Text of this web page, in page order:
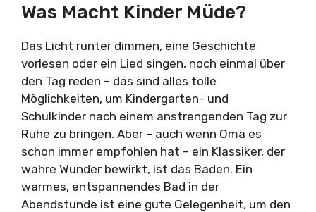
Was Macht Kinder Müde?
Das Licht runter dimmen, eine Geschichte
vorlesen oder ein Lied singen, noch einmal über
den Tag reden – das sind alles tolle
Möglichkeiten, um Kindergarten- und
Schulkinder nach einem anstrengenden Tag zur
Ruhe zu bringen. Aber – auch wenn Oma es
schon immer empfohlen hat – ein Klassiker, der
wahre Wunder bewirkt, ist das Baden. Ein
warmes, entspannendes Bad in der
Abendstunde ist eine gute Gelegenheit, um den